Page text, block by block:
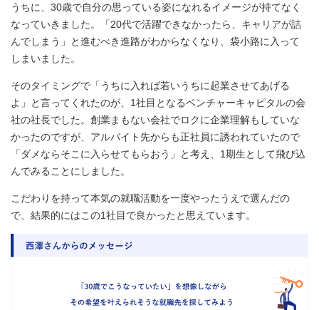
うちに、30歳で自分の思っている姿になれるイメージが持てなく
なっていきました。「20代で活躍できなかったら、キャリアが詰
んでしまう」と進むべき進路がわからなくなり、袋小路に入って
しまいました。
そのタイミングで「うちに入れば若いうちに起業させてあげる
よ」と言ってくれたのが、1社目となるベンチャーキャピタルの会
社の社長でした。創業まもない会社でロクに企業理解もしていな
かったのですが、アルバイト先からも正社員に誘われていたので
「ダメならそこに入らせてもらおう」と考え、1期生として飛び込
んでみることにしました。
こだわりを持って本気の就職活動を一度やったうえで選んだの
で、結果的にはこの1社目で良かったと思えています。